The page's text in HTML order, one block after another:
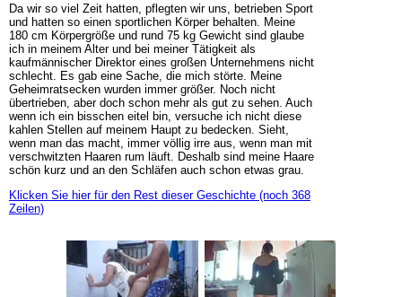
Da wir so viel Zeit hatten, pflegten wir uns, betrieben Sport
und hatten so einen sportlichen Körper behalten. Meine
180 cm Körpergröße und rund 75 kg Gewicht sind glaube
ich in meinem Alter und bei meiner Tätigkeit als
kaufmännischer Direktor eines großen Unternehmens nicht
schlecht. Es gab eine Sache, die mich störte. Meine
Geheimratsecken wurden immer größer. Noch nicht
übertrieben, aber doch schon mehr als gut zu sehen. Auch
wenn ich ein bisschen eitel bin, versuche ich nicht diese
kahlen Stellen auf meinem Haupt zu bedecken. Sieht,
wenn man das macht, immer völlig irre aus, wenn man mit
verschwitzten Haaren rum läuft. Deshalb sind meine Haare
schön kurz und an den Schläfen auch schon etwas grau.
Klicken Sie hier für den Rest dieser Geschichte (noch 368
Zeilen)